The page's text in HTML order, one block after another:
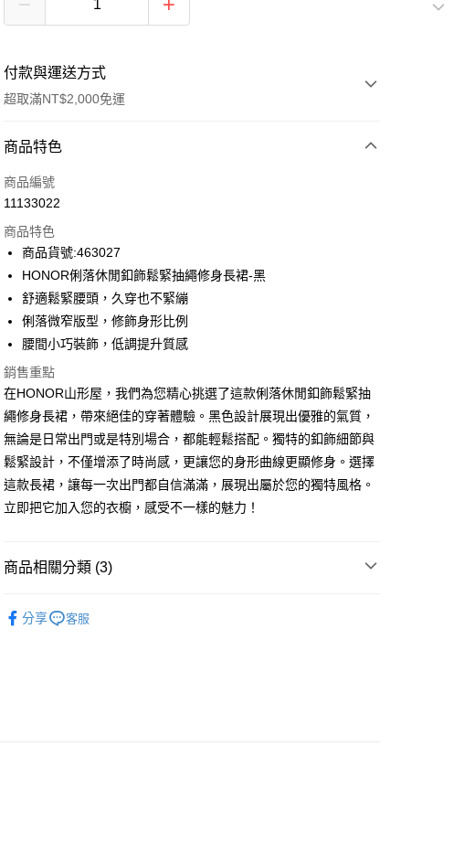
付款與運送方式
超取滿NT$2,000免運
付款方式
信用卡一次付款
LINE Pay
Apple Pay
街口支付
悠遊付
Google Pay
ATM付款
運送方式
全家取貨付款 -訂單滿 $2000 元即享免運服務，未滿則另收
每筆NT$80，滿NT$2,000(含以上)免運費
$80 元物流費
商品特色
商品編號
11133022
商品特色
商品貨號:463027
HONOR俐落休閒釦飾鬆緊抽繩修身長裙-黑
舒適鬆緊腰頭，久穿也不緊繃
俐落微窄版型，修飾身形比例
腰間小巧裝飾，低調提升質感
銷售重點
在HONOR山形屋，我們為您精心挑選了這款俐落休閒釦飾鬆緊抽
繩修身長裙，帶來絕佳的穿著體驗。黑色設計展現出優雅的氣質，
無論是日常出門或是特別場合，都能輕鬆搭配。獨特的釦飾細節與
鬆緊設計，不僅增添了時尚感，更讓您的身形曲線更顯修身。選擇
這款長裙，讓每一次出門都自信滿滿，展現出屬於您的獨特風格。
立即把它加入您的衣櫥，感受不一樣的魅力！
商品相關分類 (3)
分享 客服